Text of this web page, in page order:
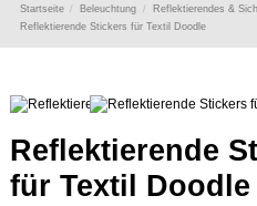
Startseite Beleuchtung Reflektierendes &
Reflektierende Stickers für Textil Doodle
Reflektierende
für Textil Doodle